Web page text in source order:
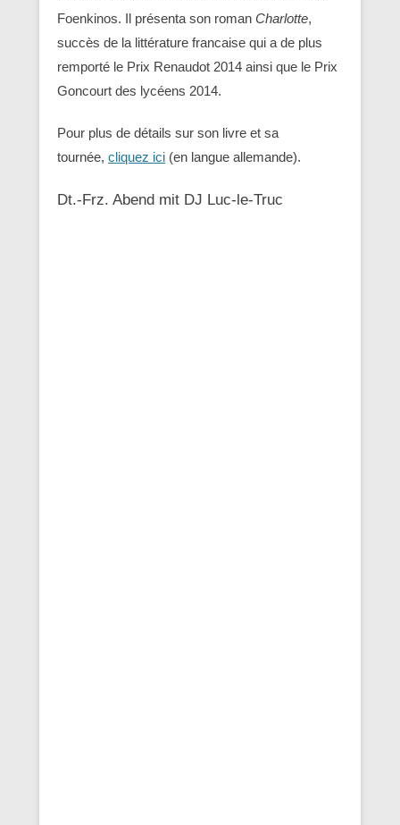
Foenkinos. Il présenta son roman Charlotte,
succès de la littérature francaise qui a de plus
remporté le Prix Renaudot 2014 ainsi que le Prix
Goncourt des lycéens 2014.
Pour plus de détails sur son livre et sa
tournée, cliquez ici (en langue allemande).
Dt.-Frz. Abend mit DJ Luc-le-Truc